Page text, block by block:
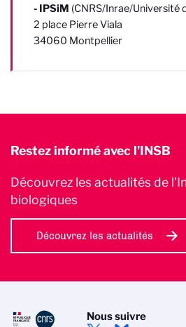
- IPSiM (CNRS/Inrae/Université
2 place Pierre Viala
34060 Montpellier
Restez informé avec l'INSB
Découvrez les actualités de
biologiques
Découvrez les actualités
Nous suivre